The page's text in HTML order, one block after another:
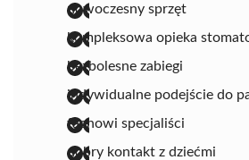
nowoczesny sprzęt
kompleksowa opieka
bezbolesne zabiegi
indywidualne podejście do
fachowi specjaliści
dobry kontakt z dziećmi